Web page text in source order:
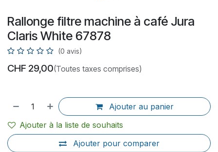
Rallonge filtre machine à café Jura
Claris White 67878
(0 avis)
CHF 29,00(Toutes taxes comprises)
Ajouter au panier
Ajouter pour comparer
Ajouter à la liste de souhaits